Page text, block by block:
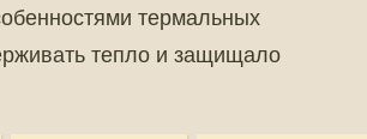
термальных
тепло и защищало